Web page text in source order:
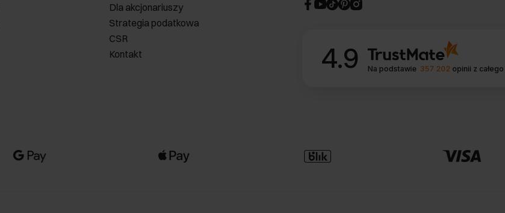
Dla akcjonariuszy
Strategia podatkowa
CSR
Kontakt
4.9 Na podstawie 357 202 opinii z